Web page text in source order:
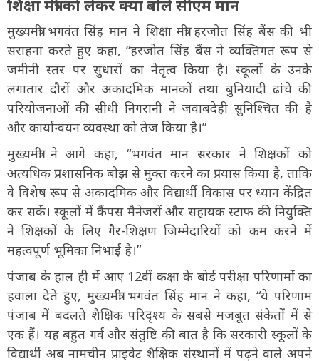
शिक्षा मंत्री को लेकर क्या बोले सीएम मान
मुख्यमंत्री भगवंत सिंह मान ने शिक्षा मंत्री हरजोत सिंह बैंस की भी
सराहना करते हुए कहा, “हरजोत सिंह बैंस ने व्यक्तिगत रूप से
जमीनी स्तर पर सुधारों का नेतृत्व किया है। स्कूलों के उनके
लगातार दौरों और अकादमिक मानकों तथा बुनियादी ढांचे की
परियोजनाओं की सीधी निगरानी ने जवाबदेही सुनिश्चित की है
और कार्यान्वयन व्यवस्था को तेज किया है।”
मुख्यमंत्री ने आगे कहा, “भगवंत मान सरकार ने शिक्षकों को
अत्यधिक प्रशासनिक बोझ से मुक्त करने का प्रयास किया है, ताकि
वे विशेष रूप से अकादमिक और विद्यार्थी विकास पर ध्यान केंद्रित
कर सकें। स्कूलों में कैंपस मैनेजरों और सहायक स्टाफ की नियुक्ति
ने शिक्षकों के लिए गैर-शिक्षण जिम्मेदारियों को कम करने में
महत्वपूर्ण भूमिका निभाई है।”
पंजाब के हाल ही में आए 12वीं कक्षा के बोर्ड परीक्षा परिणामों का
हवाला देते हुए, मुख्यमंत्री भगवंत सिंह मान ने कहा, “ये परिणाम
पंजाब में बदलते शैक्षिक परिदृश्य के सबसे मजबूत संकेतों में से
एक हैं। यह बहुत गर्व और संतुष्टि की बात है कि सरकारी स्कूलों के
विद्यार्थी अब नामचीन प्राइवेट शैक्षिक संस्थानों में पढ़ने वाले अपने